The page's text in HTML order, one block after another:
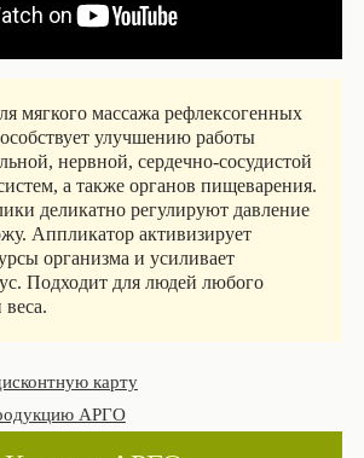
мягкого массажа рефлексогенных
улучшению работы
нервной, сердечно-сосудистой
а также органов пищеварения.
деликатно регулируют давление
Аппликатор активизирует
организма и усиливает
Подходит для людей любого
веса.
карту
АРГО